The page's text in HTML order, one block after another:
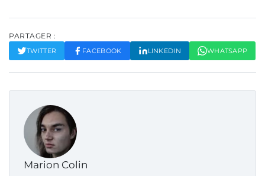
PARTAGER :
TWITTER FACEBOOK LINKEDIN WHATSAPP
Marion Colin